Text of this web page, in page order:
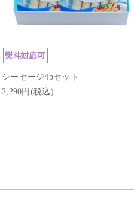
シーセージ4pセット
2,290円(税込)